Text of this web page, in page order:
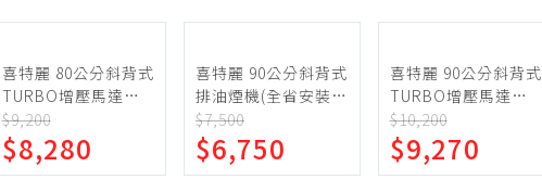
喜特麗 80公分斜背式
TURBO增壓馬達排
油煙機(全省安裝)(7-
11商品卡1500元)
【JT-1700M】
$9,200
$8,280
喜特麗 90公分斜背式
排油煙機(全省安裝)
(7-11商品卡1000元)
【JT-1732L】
$7,500
$6,750
喜特麗 90公分斜背式
TURBO增壓馬達大
風胃排油煙機(全省安
裝)(711商品卡1600
元)【JT-1710L】
$10,200
$9,270